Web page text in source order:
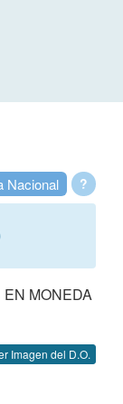
?
Nacional
MONEDA
Imagen del D.O.